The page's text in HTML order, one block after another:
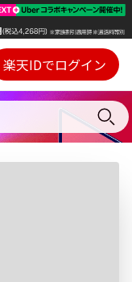
プレイヤー
約内容の確認・変更
楽天IDでログイン